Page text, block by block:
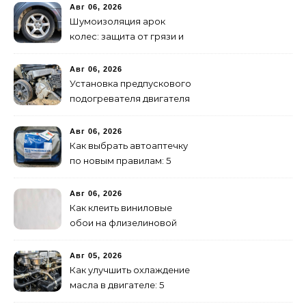
инструкция
Авг 06, 2026
Шумоизоляция арок
колес: защита от грязи и
Авг 06, 2026
Установка предпускового
подогревателя двигателя
Авг 06, 2026
Как выбрать автоаптечку
по новым правилам: 5
Авг 06, 2026
Как клеить виниловые
обои на флизелиновой
инструкция
Авг 05, 2026
Как улучшить охлаждение
масла в двигателе: 5